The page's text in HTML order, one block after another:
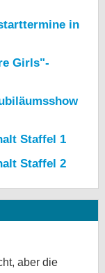
in
Girls"-
Staffel 1
Staffel 2
aber die